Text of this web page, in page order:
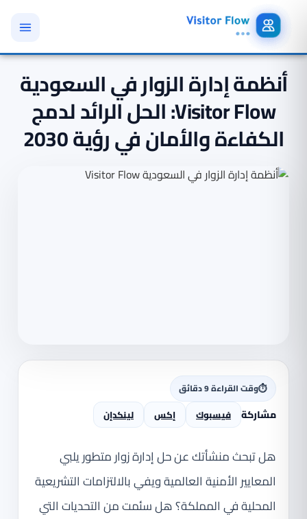
أنظمة إدارة الزوار في السعودية
Visitor Flow: الحل الرائد لدمج
الكفاءة والأمان في رؤية 2030
⏱وقت القراءة 9 دقائق
مشاركة فيسبوك إكس لينكدإن
هل تبحث منشأتك عن حل إدارة زوار متطور يلبي
المعايير الأمنية العالمية ويفي بالالتزامات التشريعية
المحلية في المملكة؟ هل سئمت من التحديات التي